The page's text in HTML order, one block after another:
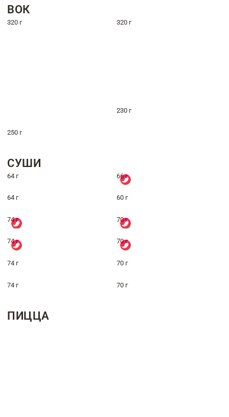
ВОК
320 г 320 г
230 г
250 г
СУШИ
64 г 66 г
64 г 60 г
74 г 70 г
74 г 70 г
74 г 70 г
74 г 70 г
ПИЦЦА